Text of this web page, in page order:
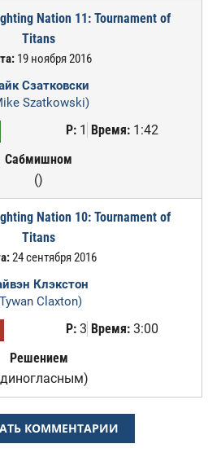
Nation 11: Tournament of
Titans
19 ноября 2016
Сзатковски
Szatkowski)
Р:1 Время:1:42
Сабмишном
()
Nation 10: Tournament of
Titans
24 сентября 2016
Клэкстон
Claxton)
Р:3 Время:3:00
Решением
КОММЕНТАРИИ